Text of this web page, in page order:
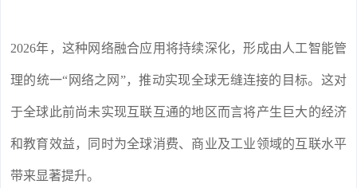
2026年，这种网络融合应用将持续深化，形成由人工智能管
理的统一“网络之网”，推动实现全球无缝连接的目标。这对
于全球此前尚未实现互联互通的地区而言将产生巨大的经济
和教育效益，同时为全球消费、商业及工业领域的互联水平
带来显著提升。